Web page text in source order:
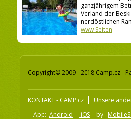
ganzjährigem
Vorland der
nordöstlichen
www Seiten
Copyright© 2009 - 2018 Camp.cz -
KONTAKT - CAMP.cz Unsere
App: Android iOS by